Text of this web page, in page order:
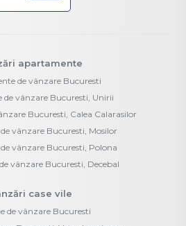
apartamente
de vânzare Bucuresti
vânzare Bucuresti, Unirii
Bucuresti, Calea Calarasilor
vânzare Bucuresti, Mosilor
vânzare Bucuresti, Polona
vânzare Bucuresti, Decebal
case vile
de vânzare Bucuresti